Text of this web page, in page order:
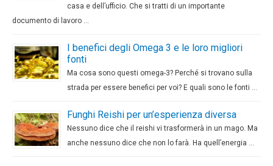
casa e dell’ufficio. Che si tratti di un importante
documento di lavoro …
I benefici degli Omega 3 e le loro migliori
fonti
Ma cosa sono questi omega-3? Perché si trovano sulla
strada per essere benefici per voi? E quali sono le fonti …
Funghi Reishi per un’esperienza diversa
Nessuno dice che il reishi vi trasformerà in un mago. Ma
anche nessuno dice che non lo farà. Ha quell’energia …